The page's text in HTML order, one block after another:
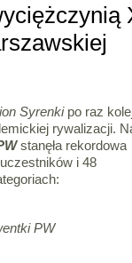
Syrenkipo raz
rywalizacji.
stanęła rekordowa
i 48
PW